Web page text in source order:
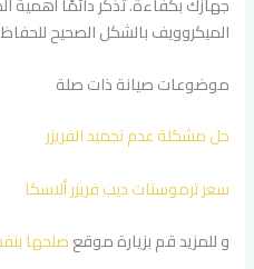
الميكروويف بالشكل الصحيح للحفاظ
موضوعات صيانة ذات صلة
حل مشكلة عدم تجميد الفريزر
سعر ترموستات ديب فريزر ألاسكا
و للمزيد قم بزيارة موقعصلحها